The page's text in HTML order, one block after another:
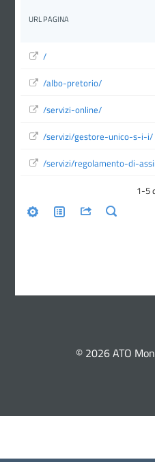
© 2026 ATO